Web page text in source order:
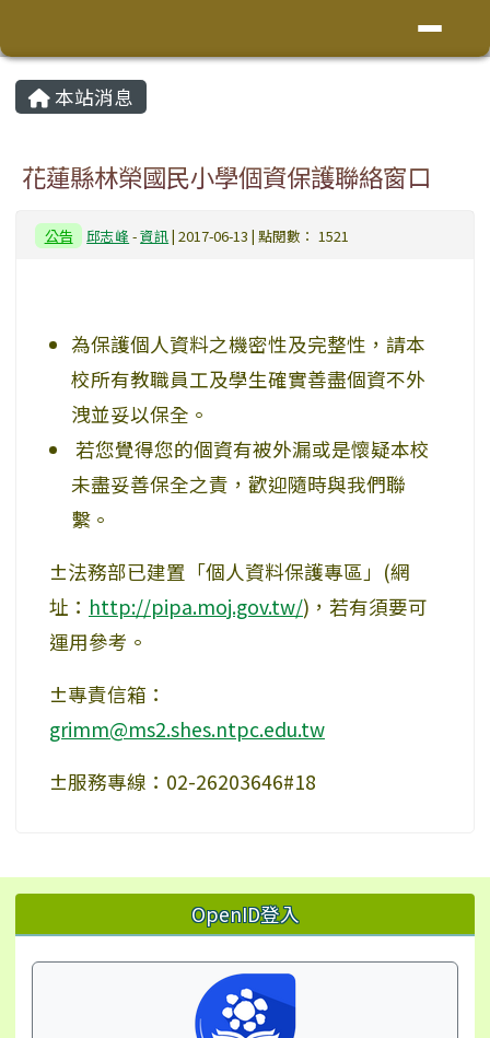
主內容區域
本站消息
花蓮縣林榮國民小學個資保護聯絡窗口
公告 邱志峰 -資訊| 2017-06-13 | 點閱數： 1521
為保護個人資料之機密性及完整性，請本
校所有教職員工及學生確實善盡個資不外
洩並妥以保全。
若您覺得您的個資有被外漏或是懷疑本校
未盡妥善保全之責，歡迎隨時與我們聯
繫。
±法務部已建置「個人資料保護專區」(網
址： http://pipa.moj.gov.tw/)，若有須要可
運用參考。
±專責信箱：
grimm@ms2.shes.ntpc.edu.tw
±服務專線：02-26203646#18
左邊區域內容 OpenID登入
頁尾區域